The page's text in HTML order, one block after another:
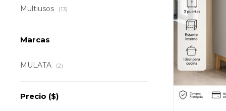
Multiusos (13)
Marcas
MULATA (2)
Precio ($)